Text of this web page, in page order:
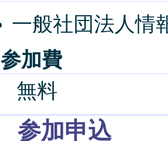
一般社団法人情
参加費
無料
参加申込